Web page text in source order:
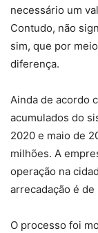
necessário um
Contudo, não
sim, que por
diferença.
Ainda de acordo
acumulados do
2020 e maio de
milhões. A
operação na
arrecadação é de
O processo foi